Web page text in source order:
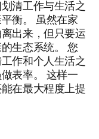
清工作与生活之
衡。 虽然在家
出来，但只要运
生态系统。 您
作和个人生活之
表率。 这样一
在最大程度上提